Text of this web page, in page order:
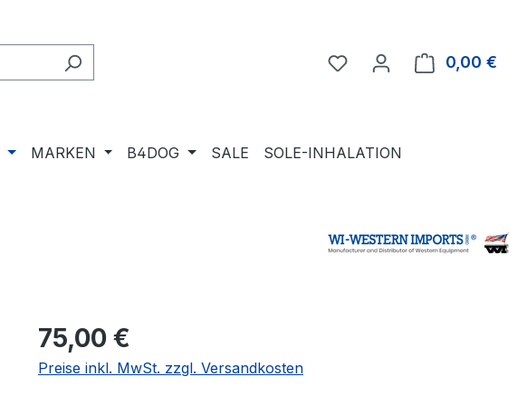
Du hast 0 Produkte auf
0,00 €
MARKEN B4DOG SALE SOLE-INHALATION
Regulärer Preis:
75,00 €
Preise inkl. MwSt. zzgl. Versandkosten